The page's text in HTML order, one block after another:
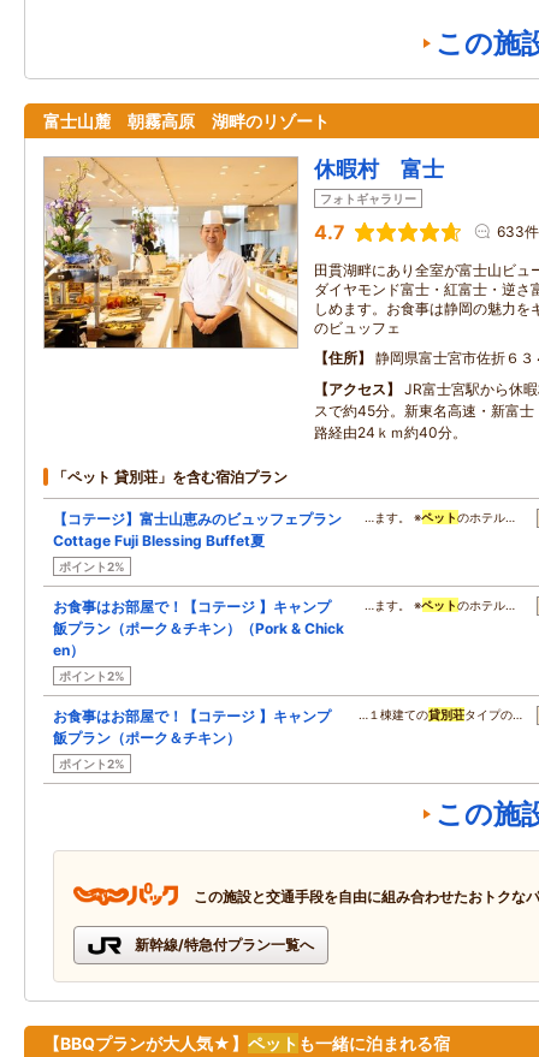
この施
富士山麓 朝霧高原 湖畔のリゾート
休暇村 富士
フォトギャラリー
4.7 633件
田貫湖畔にあり全室が富士山ビュ
ダイヤモンド富士・紅富士・逆さ
しめます。お食事は静岡の魅力を
のビュッフェ
住所
静岡県富士宮市佐折６３
アクセス
JR富士宮駅から休
スで約45分。新東名高速・新富
路経由24ｋｍ約40分。
「ペット 貸別荘」を含む宿泊プラン
【コテージ】富士山恵みのビュッフェプラン
Cottage Fuji Blessing Buffet夏
ポイント2%
…ます。 ※ペットのホテル…
お食事はお部屋で！【コテージ 】キャンプ
飯プラン（ポーク＆チキン）（Pork & Chick
en）
ポイント2%
…ます。 ※ペットのホテル…
お食事はお部屋で！【コテージ 】キャンプ
飯プラン（ポーク＆チキン）
ポイント2%
…１棟建ての貸別荘タイプの…
この施
この施設と交通手段を自由に組み合わせたおトクな
新幹線/特急付プラン一覧へ
【BBQプランが大人気★】 ペット も一緒に泊まれる宿